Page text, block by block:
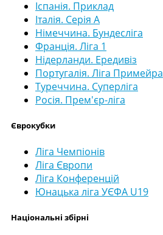
Іспанія. Приклад
Італія. Серія А
Німеччина. Бундесліга
Франція. Ліга 1
Нідерланди. Ередивіз
Португалія. Ліга Примейра
Туреччина. Суперліга
Росія. Прем'єр-ліга
Єврокубки
Ліга Чемпіонів
Ліга Європи
Ліга Конференцій
Юнацька ліга УЄФА U19
Національні збірні